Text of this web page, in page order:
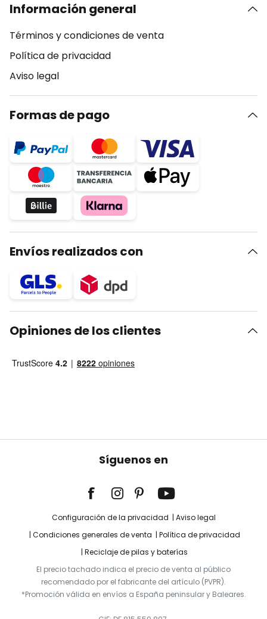
Información general
Términos y condiciones de venta
Política de privacidad
Aviso legal
Formas de pago
Envíos realizados con
Opiniones de los clientes
Síguenos en
Configuración de la privacidad
Aviso legal
Condiciones generales de venta
Política de privacidad
Reciclaje de pilas y baterías
El precio tachado indica el precio de venta al público
recomendado por el fabricante del artículo (PVPR).
*Promoción válida en envíos a España peninsular y Baleares.